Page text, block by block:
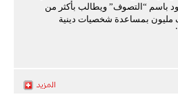
باسم “التصوف” ويطالب بأكثر من
بمساعدة شخصيات دينية